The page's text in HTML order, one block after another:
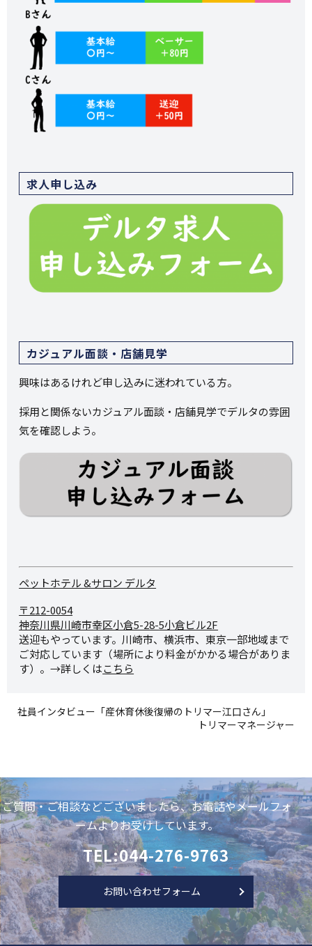
求人申し込み
カジュアル面談・店舗見学
興味はあるけれど申し込みに迷われている方。
採用と関係ないカジュアル面談・店舗見学でデルタの雰囲
気を確認しよう。
ペットホテル &サロン デルタ
〒212-0054
神奈川県川崎市幸区小倉5-28-5小倉ビル2F
送迎もやっています。川崎市、横浜市、東京一部地域まで
ご対応しています（場所により料金がかかる場合がありま
す）。→詳しくはこちら
社員インタビュー「産休育休後復帰のトリマー江口さん」
トリマーマネージャー
ご質問・ご相談などございましたら、お電話やメールフォ
ームよりお受けしています。
TEL:044-276-9763
お問い合わせフォーム